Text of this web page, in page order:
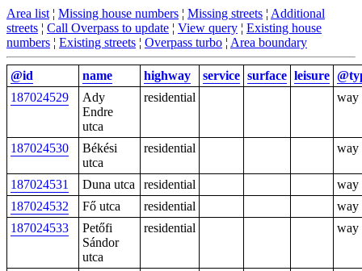
Area list ¦ Missing house numbers ¦ Missing streets ¦ Additional
streets ¦ Call Overpass to update ¦ View query ¦ Existing house
numbers ¦ Existing streets ¦ Overpass turbo ¦ Area boundary
@id name highway service surface leisure
187024529
Ady
Endre
utca
residential way
187024530
Békési
utca
residential way
187024531 Duna utca residential
way
187024532
Fő utca residential
way
187024533
Petőfi
Sándor
utca
residential way